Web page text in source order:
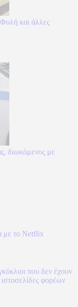
και άλλες
διωκόμενος με
με το Netflix
που δεν έχουν
φορέων